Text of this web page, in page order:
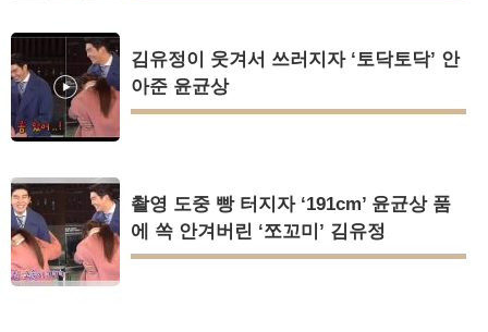
김유정이 웃겨서 쓰러지자 ‘토닥토닥’ 안
아준 윤균상
촬영 도중 빵 터지자 ‘191cm’ 윤균상 품
에 쏙 안겨버린 ‘쪼꼬미’ 김유정